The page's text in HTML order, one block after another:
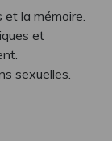
et la mémoire.
et
sexuelles.